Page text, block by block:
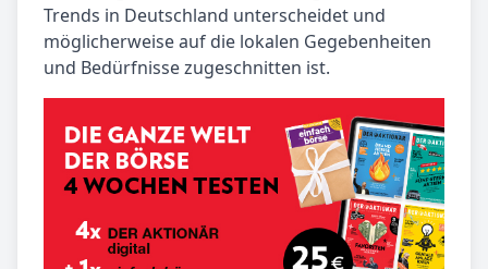
Trends in Deutschland unterscheidet und
möglicherweise auf die lokalen Gegebenheiten
und Bedürfnisse zugeschnitten ist.